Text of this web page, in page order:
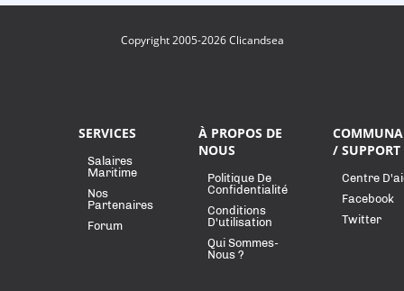
Copyright 2005-2026 Clicandsea
SERVICES
Salaires
Maritime
Nos
Partenaires
Forum
À PROPOS DE
NOUS
Politique De
Confidentialité
Conditions
D'utilisation
Qui Sommes-
Nous ?
/ SUPPORT
Centre
Facebook
Twitter